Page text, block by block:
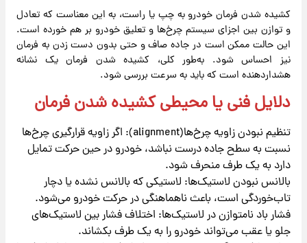
کشیده شدن فرمان خودرو به چپ یا راست، به این معناست که تعادل
و توازن بین اجزای سیستم چرخ‌ها و تعلیق خودرو بر هم خورده است.
این حالت ممکن است در جاده صاف و حتی بدون دست زدن به فرمان
نیز احساس شود. به‌طور کلی، کشیده شدن فرمان یک نشانه
هشداردهنده است که باید به سرعت بررسی شود.
دلایل فنی یا محیطی کشیده شدن فرمان
تنظیم نبودن زاویه چرخ‌ها(alignment): اگر زاویه قرارگیری چرخ‌ها
نسبت به سطح جاده درست نباشد، خودرو در حین حرکت تمایل
دارد به یک طرف منحرف شود.
بالانس نبودن لاستیک‌ها: لاستیکی که بالانس نشده یا دچار
تاب‌خوردگی است، باعث ناهماهنگی در حرکت خودرو می‌شود.
فشار باد نامتوازن در لاستیک‌ها: اختلاف فشار بین لاستیک‌های
جلو یا عقب می‌تواند خودرو را به یک طرف بکشاند.